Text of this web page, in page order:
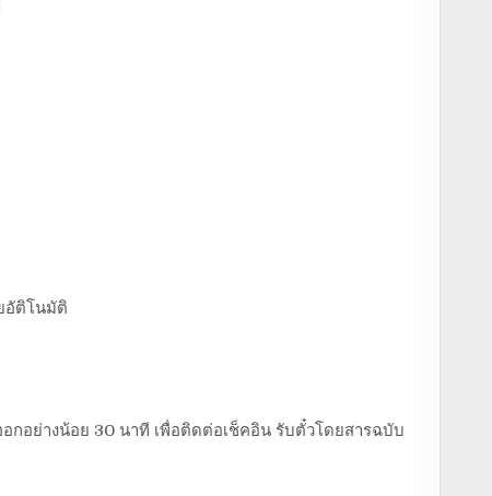
อัติโนมัติ
กอย่างน้อย 30 นาที เพื่อติดต่อเช็คอิน รับตั๋วโดยสารฉบับ